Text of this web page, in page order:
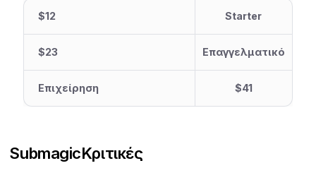
$12 Starter
$23 Επαγγελματικό
Επιχείρηση $41
SubmagicΚριτικές